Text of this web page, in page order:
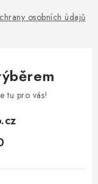
osobních údajů
tu pro vás!